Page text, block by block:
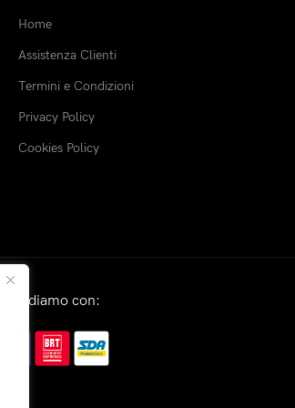
Home
Assistenza Clienti
Termini e Condizioni
Privacy Policy
Cookies Policy
Spediamo con: